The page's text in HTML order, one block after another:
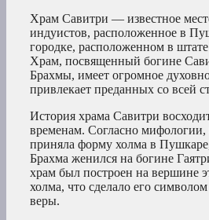
Храм Савитри — известное
индуистов, расположенное в
городке, расположенном в
Храм, посвященный богине
Брахмы, имеет огромное
привлекает преданных со всей
История храма Савитри
временам. Согласно мифологии,
приняла форму холма в
Брахма женился на богине
храм был построен на вершине
холма, что сделало его
веры.